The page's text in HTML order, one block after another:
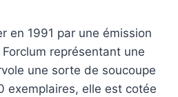
en 1991 par une émission
représentant une
une sorte de soucoupe
exemplaires, elle est cotée